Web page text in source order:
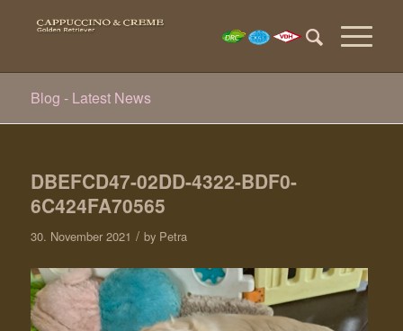
Blog - Latest News
DBEFCD47-02DD-4322-BDF0-
6C424FA70565
30. November 2021 / by Petra